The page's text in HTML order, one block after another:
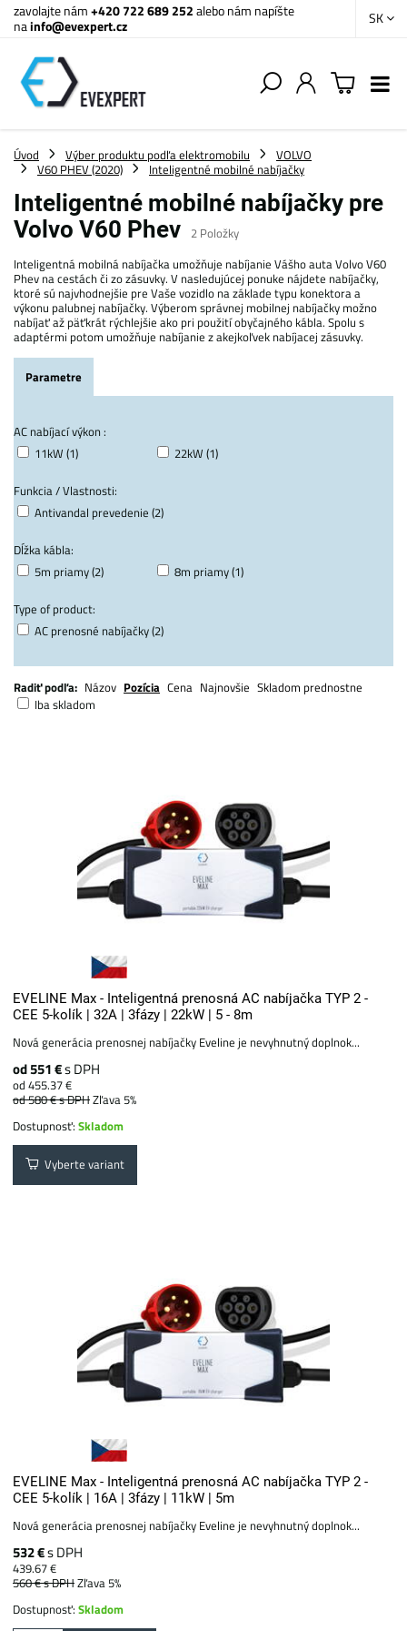
zavolajte nám+420 722 689 252alebo nám napíšte
nainfo@evexpert.cz SK
Úvod Výber produktu podľa elektromobilu
VOLVO
V60 PHEV (2020)
Inteligentné mobilné nabíjačky
Inteligentné mobilné nabíjačky pre
Volvo V60 Phev 2 Položky
Inteligentná mobilná nabíjačka umožňuje nabíjanie Vášho auta Volvo V60
Phev na cestách či zo zásuvky. V nasledujúcej ponuke nájdete nabíjačky,
ktoré sú najvhodnejšie pre Vaše vozidlo na základe typu konektora a
výkonu palubnej nabíjačky. Výberom správnej mobilnej nabíjačky možno
nabíjať až päťkrát rýchlejšie ako pri použití obyčajného kábla. Spolu s
adaptérmi potom umožňuje nabíjanie z akejkoľvek nabíjacej zásuvky.
Parametre
AC nabíjací výkon :
11kW (1)
22kW (1)
Funkcia / Vlastnosti:
Antivandal prevedenie (2)
Dĺžka kábla:
5m priamy (2)
8m priamy (1)
Type of product:
AC prenosné nabíjačky (2)
Radiť podľa: Názov Pozícia Cena Najnovšie Skladom prednostne
Iba skladom
EVELINE Max - Inteligentná prenosná AC nabíjačka TYP 2 -
CEE 5-kolík | 32A | 3fázy | 22kW | 5 - 8m
Nová generácia prenosnej nabíjačky Eveline je nevyhnutný doplnok...
od 551 €s DPH
od 455.37 €
od 580 €s DPHZľava 5%
Dostupnosť:Skladom
Vyberte variant
EVELINE Max - Inteligentná prenosná AC nabíjačka TYP 2 -
CEE 5-kolík | 16A | 3fázy | 11kW | 5m
Nová generácia prenosnej nabíjačky Eveline je nevyhnutný doplnok...
532 €s DPH
439.67 €
560 €s DPHZľava 5%
Dostupnosť:Skladom